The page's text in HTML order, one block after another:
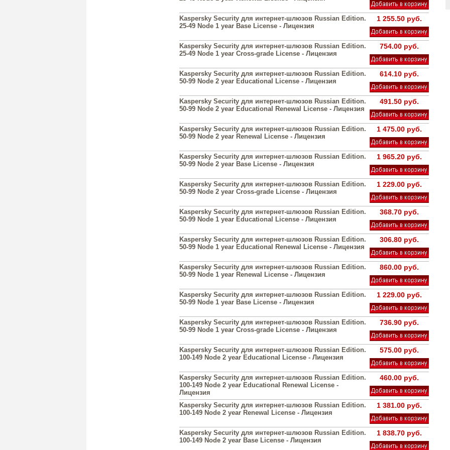
Kaspersky Security для интернет-шлюзов Russian Edition.
25-49 Node 1 year Base License - Лицензия
1 255.50 руб.
Kaspersky Security для интернет-шлюзов Russian Edition.
25-49 Node 1 year Cross-grade License - Лицензия
754.00 руб.
Kaspersky Security для интернет-шлюзов Russian Edition.
50-99 Node 2 year Educational License - Лицензия
614.10 руб.
Kaspersky Security для интернет-шлюзов Russian Edition.
50-99 Node 2 year Educational Renewal License - Лицензия
491.50 руб.
Kaspersky Security для интернет-шлюзов Russian Edition.
50-99 Node 2 year Renewal License - Лицензия
1 475.00 руб.
Kaspersky Security для интернет-шлюзов Russian Edition.
50-99 Node 2 year Base License - Лицензия
1 965.20 руб.
Kaspersky Security для интернет-шлюзов Russian Edition.
50-99 Node 2 year Cross-grade License - Лицензия
1 229.00 руб.
Kaspersky Security для интернет-шлюзов Russian Edition.
50-99 Node 1 year Educational License - Лицензия
368.70 руб.
Kaspersky Security для интернет-шлюзов Russian Edition.
50-99 Node 1 year Educational Renewal License - Лицензия
306.80 руб.
Kaspersky Security для интернет-шлюзов Russian Edition.
50-99 Node 1 year Renewal License - Лицензия
860.00 руб.
Kaspersky Security для интернет-шлюзов Russian Edition.
50-99 Node 1 year Base License - Лицензия
1 229.00 руб.
Kaspersky Security для интернет-шлюзов Russian Edition.
50-99 Node 1 year Cross-grade License - Лицензия
736.90 руб.
Kaspersky Security для интернет-шлюзов Russian Edition.
100-149 Node 2 year Educational License - Лицензия
575.00 руб.
Kaspersky Security для интернет-шлюзов Russian Edition.
100-149 Node 2 year Educational Renewal License -
Лицензия
460.00 руб.
Kaspersky Security для интернет-шлюзов Russian Edition.
100-149 Node 2 year Renewal License - Лицензия
1 381.00 руб.
Kaspersky Security для интернет-шлюзов Russian Edition.
100-149 Node 2 year Base License - Лицензия
1 838.70 руб.